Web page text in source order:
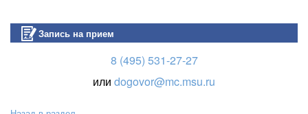
Запись на прием
8 (495) 531-27-27
или dogovor@mc.msu.ru